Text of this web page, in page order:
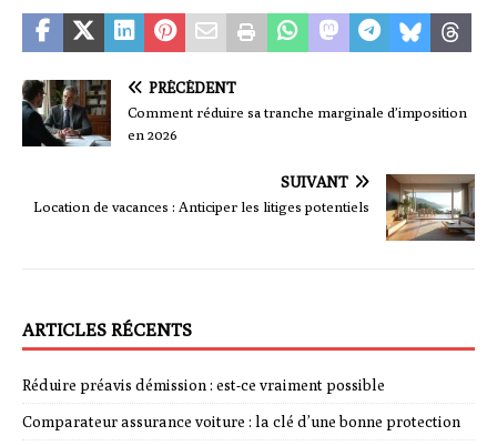
PRÉCÉDENT
Comment réduire sa tranche marginale d’imposition
en 2026
SUIVANT
Location de vacances : Anticiper les litiges potentiels
ARTICLES RÉCENTS
Réduire préavis démission : est-ce vraiment possible
Comparateur assurance voiture : la clé d’une bonne protection